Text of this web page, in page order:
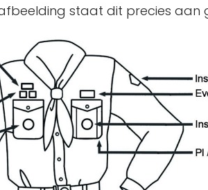
staat dit precies aan